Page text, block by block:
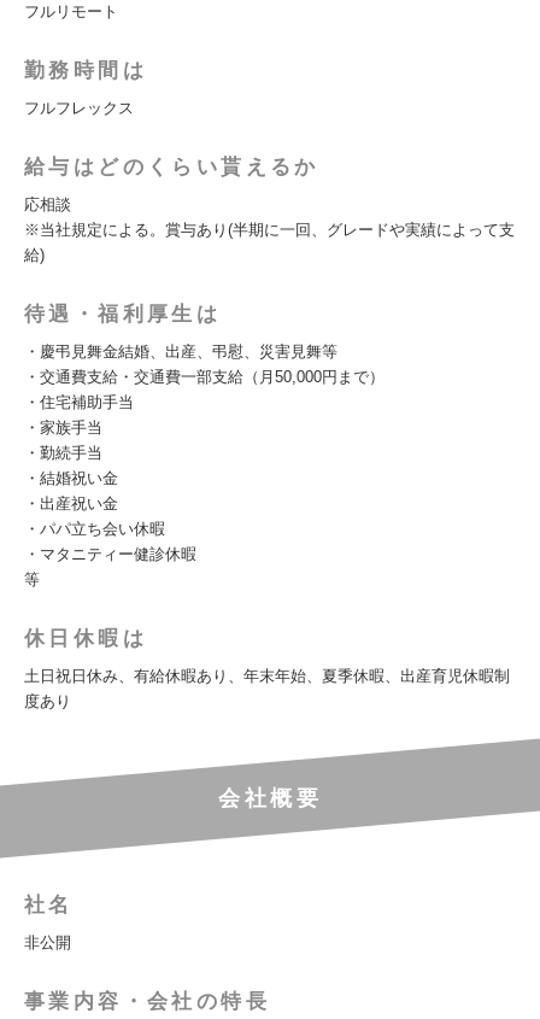
フルリモート
勤務時間は
フルフレックス
給与はどのくらい貰えるか
応相談
※当社規定による。賞与あり(半期に一回、グレードや実績によって支
給)
待遇・福利厚生は
・慶弔見舞金結婚、出産、弔慰、災害見舞等
・交通費支給・交通費一部支給（月50,000円まで）
・住宅補助手当
・家族手当
・勤続手当
・結婚祝い金
・出産祝い金
・パパ立ち会い休暇
・マタニティー健診休暇
等
休日休暇は
土日祝日休み、有給休暇あり、年末年始、夏季休暇、出産育児休暇制
度あり
会社概要
社名
非公開
事業内容・会社の特長